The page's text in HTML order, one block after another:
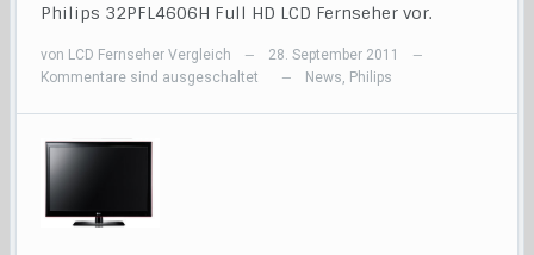
Philips 32PFL4606H Full HD LCD Fernseher vor.
von LCD Fernseher Vergleich — 28. September 2011 —
Kommentare sind ausgeschaltet — News, Philips